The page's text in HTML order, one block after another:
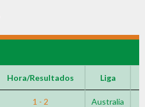
Hora/Resultados Liga
1 - 2
Australia